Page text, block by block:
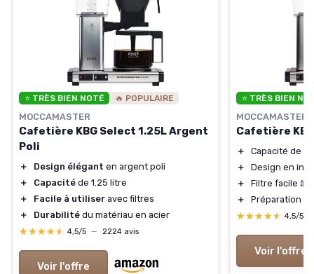
⭐ TRÈS BIEN NOTÉ 🔥 POPULAIRE
MOCCAMASTER
Cafetière KBG Select 1.25L Argent
Poli
＋ Design élégant en argent poli
＋
Capacité de 1.25 litre
＋
Facile à utiliser avec filtres
＋
Durabilité du matériau en acier
★★★★★
★★★★★ 4,5/5 — 2224 avis
Voir l'offre
⭐ TRÈS BIEN
MOCCAMASTER
Cafetière
＋
Capacité de
＋
Design en
＋
Filtre facile à
＋
Préparation
★★★★★
★★★★★ 4,5/5
Voir l'offre